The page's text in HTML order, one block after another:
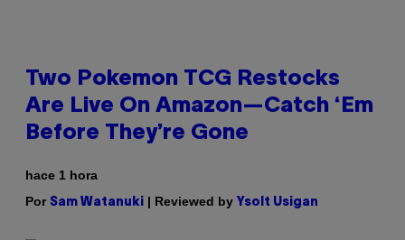
Two Pokemon TCG Restocks
Are Live On Amazon—Catch ‘Em
Before They’re Gone
hace 1 hora
Por Sam Watanuki | Reviewed by Ysolt Usigan